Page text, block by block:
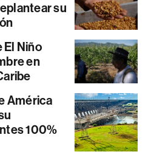
su
El Niño
en
América
100%